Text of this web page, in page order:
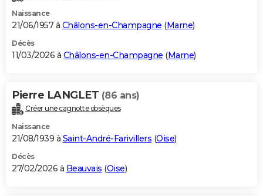
Naissance
21/06/1957 à Châlons-en-Champagne (Marne)
Décès
11/03/2026 à Châlons-en-Champagne (Marne)
Pierre LANGLET (86 ans)
Créer une cagnotte obsèques
Naissance
21/08/1939 à Saint-André-Farivillers (Oise)
Décès
27/02/2026 à Beauvais (Oise)